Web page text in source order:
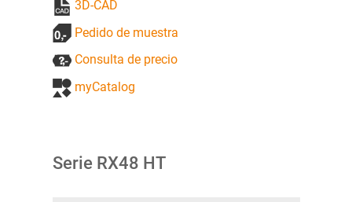
3D-CAD
Pedido de muestra
Consulta de precio
myCatalog
Serie RX48 HT